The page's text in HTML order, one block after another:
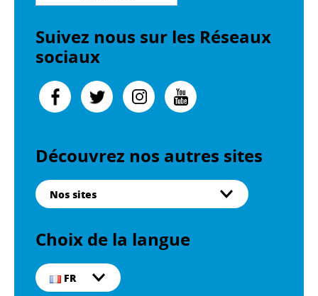
Suivez nous sur les Réseaux
sociaux
Découvrez nos autres sites
Nos sites
Choix de la langue
FR